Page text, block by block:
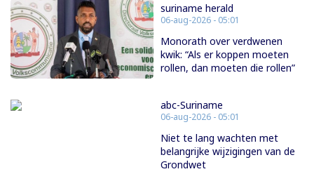
suriname herald
06-aug-2026 - 05:01
Monorath over verdwenen
kwik: “Als er koppen moeten
rollen, dan moeten die rollen”
abc-Suriname
06-aug-2026 - 05:01
Niet te lang wachten met
belangrijke wijzigingen van de
Grondwet